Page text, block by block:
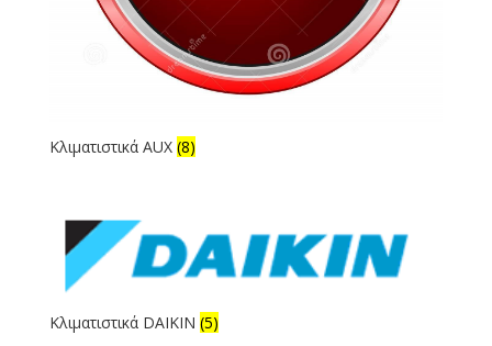
Κλιματιστικά AUX (8)
Κλιματιστικά DAIKIN (5)